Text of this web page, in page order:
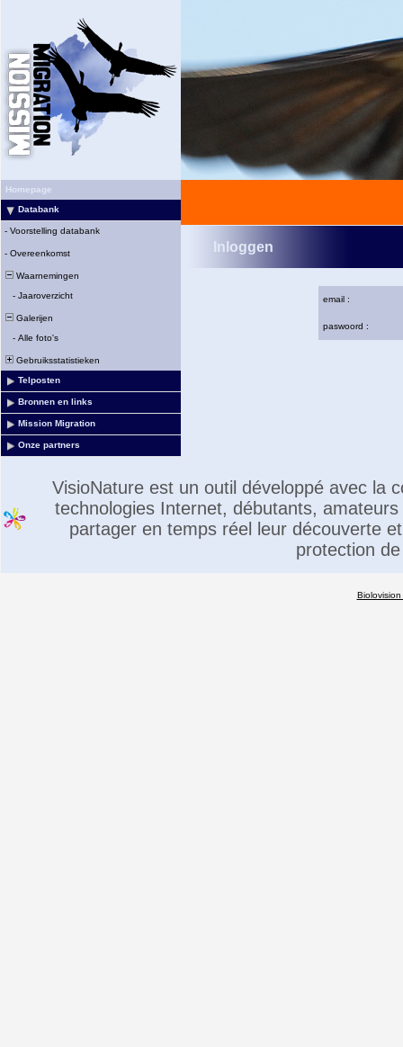
Homepage
Databank
- Voorstelling databank
- Overeenkomst
Waarnemingen
- Jaaroverzicht
Galerijen
- Alle foto's
Gebruiksstatistieken
Telposten
Bronnen en links
Mission Migration
Onze partners
Inloggen
email :
paswoord :
VisioNature est un outil développé avec la
technologies Internet, débutants,
partager en temps réel leur découverte
protection
Biolovision